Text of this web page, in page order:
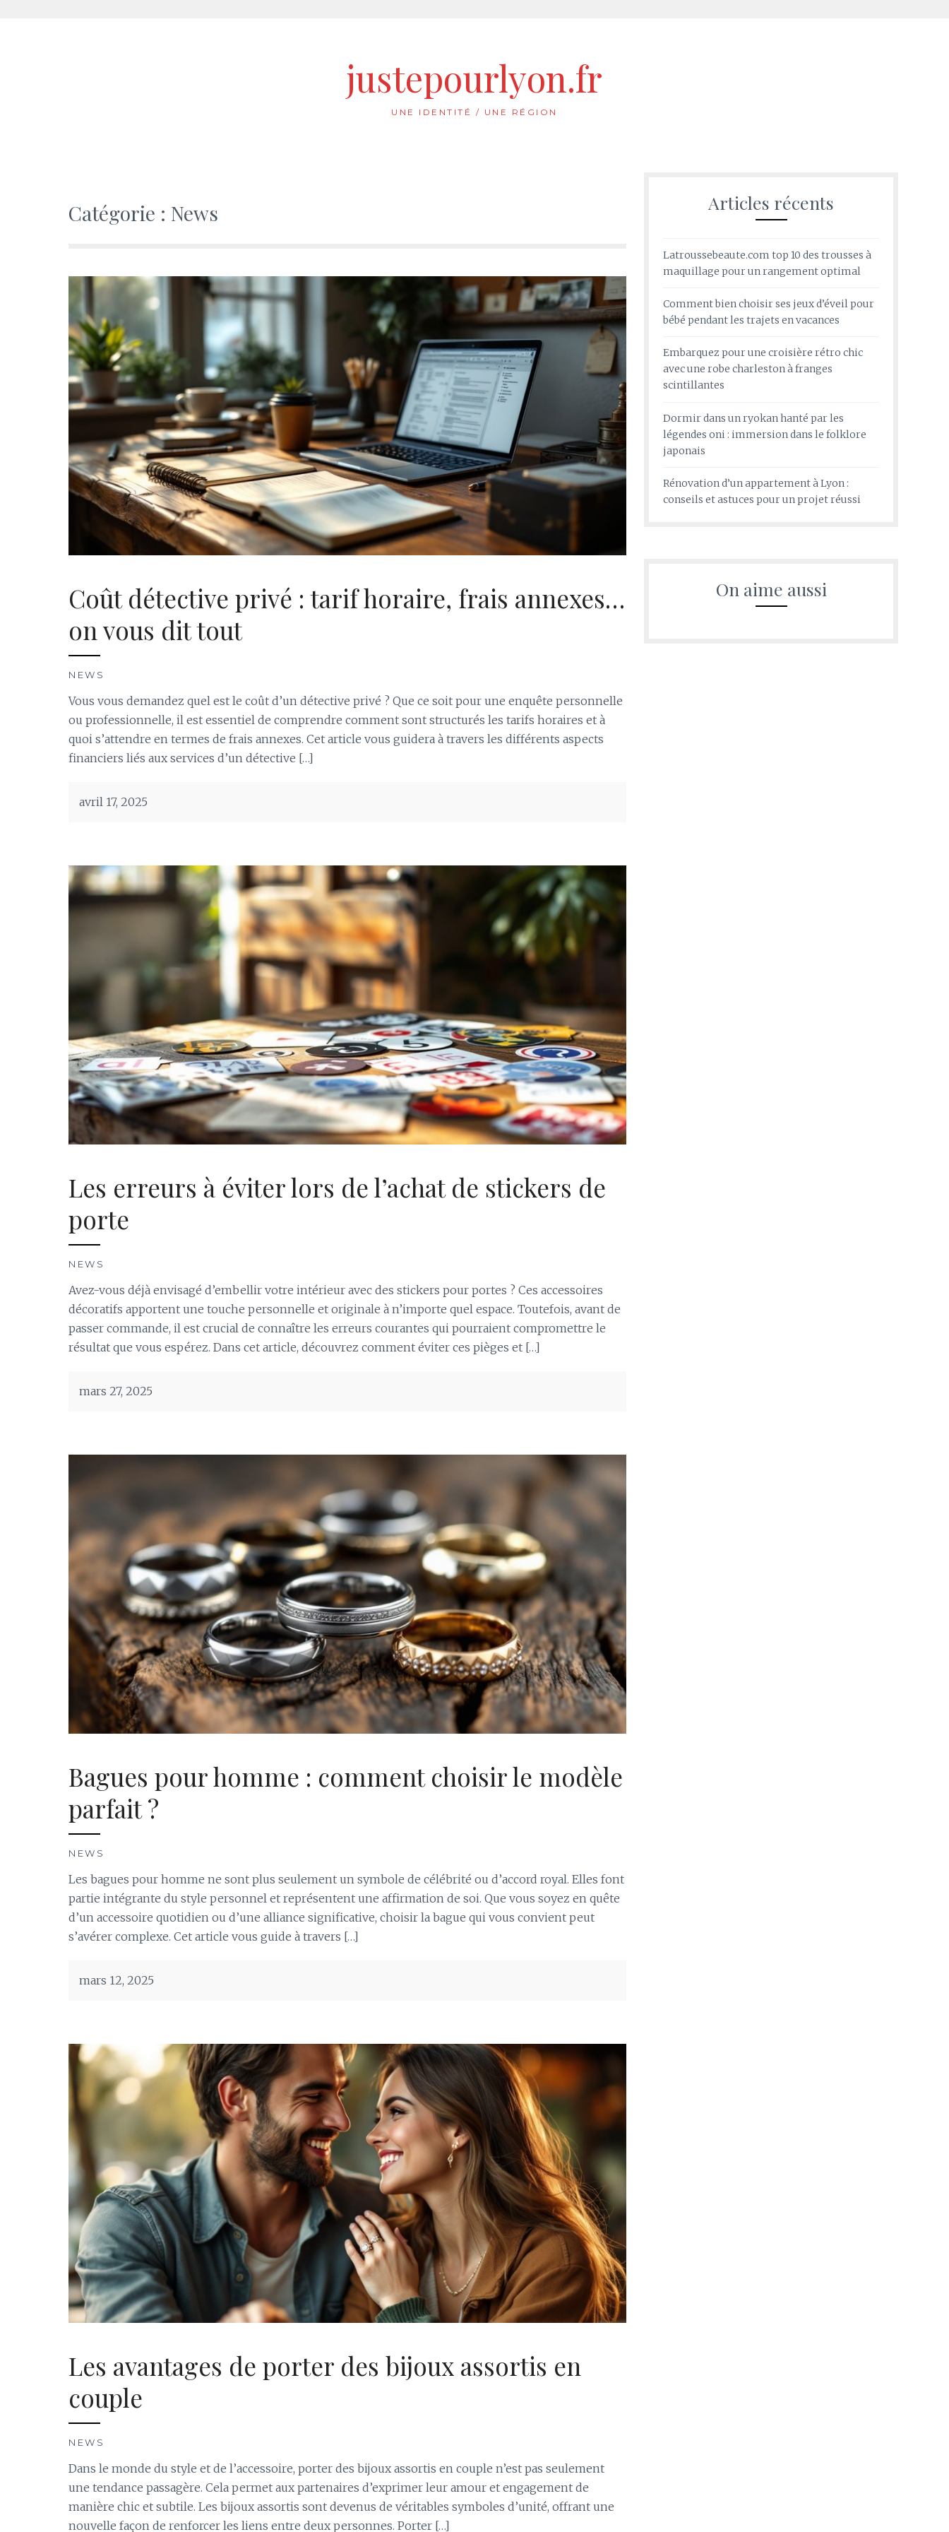
justepourlyon.fr
UNE IDENTITÉ / UNE RÉGION
Catégorie : News
Coût détective privé : tarif horaire, frais annexes…
on vous dit tout
NEWS
Vous vous demandez quel est le coût d’un détective privé ? Que ce soit pour une enquête personnelle
ou professionnelle, il est essentiel de comprendre comment sont structurés les tarifs horaires et à
quoi s’attendre en termes de frais annexes. Cet article vous guidera à travers les différents aspects
financiers liés aux services d’un détective […]
avril 17, 2025
Les erreurs à éviter lors de l’achat de stickers de
porte
NEWS
Avez-vous déjà envisagé d’embellir votre intérieur avec des stickers pour portes ? Ces accessoires
décoratifs apportent une touche personnelle et originale à n’importe quel espace. Toutefois, avant de
passer commande, il est crucial de connaître les erreurs courantes qui pourraient compromettre le
résultat que vous espérez. Dans cet article, découvrez comment éviter ces pièges et […]
mars 27, 2025
Bagues pour homme : comment choisir le modèle
parfait ?
NEWS
Les bagues pour homme ne sont plus seulement un symbole de célébrité ou d’accord royal. Elles font
partie intégrante du style personnel et représentent une affirmation de soi. Que vous soyez en quête
d’un accessoire quotidien ou d’une alliance significative, choisir la bague qui vous convient peut
s’avérer complexe. Cet article vous guide à travers […]
mars 12, 2025
Les avantages de porter des bijoux assortis en
couple
NEWS
Dans le monde du style et de l’accessoire, porter des bijoux assortis en couple n’est pas seulement
une tendance passagère. Cela permet aux partenaires d’exprimer leur amour et engagement de
manière chic et subtile. Les bijoux assortis sont devenus de véritables symboles d’unité, offrant une
nouvelle façon de renforcer les liens entre deux personnes. Porter […]
Articles récents
Latroussebeaute.com top 10 des trousses à
maquillage pour un rangement optimal
Comment bien choisir ses jeux d’éveil pour
bébé pendant les trajets en vacances
Embarquez pour une croisière rétro chic
avec une robe charleston à franges
scintillantes
Dormir dans un ryokan hanté par les
légendes oni : immersion dans le folklore
japonais
Rénovation d’un appartement à Lyon :
conseils et astuces pour un projet réussi
On aime aussi